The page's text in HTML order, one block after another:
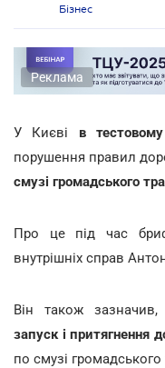
Бізнес
Реклама
У Києві в
порушення правил
смузі громадського
Про це під час
внутрішніх справ
Він також
запуск і притягнення
по смузі громадського